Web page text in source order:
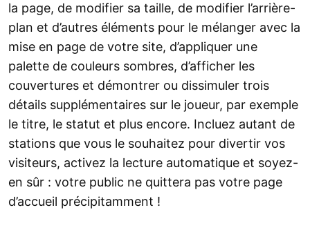
la page, de modifier sa taille, de modifier l’arrière-
plan et d’autres éléments pour le mélanger avec la
mise en page de votre site, d’appliquer une
palette de couleurs sombres, d’afficher les
couvertures et démontrer ou dissimuler trois
détails supplémentaires sur le joueur, par exemple
le titre, le statut et plus encore. Incluez autant de
stations que vous le souhaitez pour divertir vos
visiteurs, activez la lecture automatique et soyez-
en sûr : votre public ne quittera pas votre page
d’accueil précipitamment !